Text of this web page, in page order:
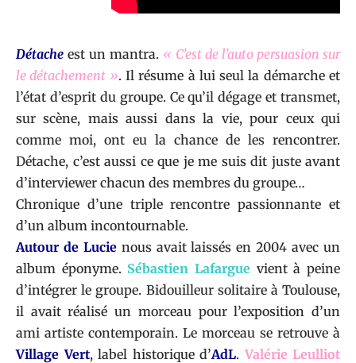
Détache est un mantra. « C’est de l’auto persuasion sur
le détachement ». Il résume à lui seul la démarche et
l’état d’esprit du groupe. Ce qu’il dégage et transmet,
sur scène, mais aussi dans la vie, pour ceux qui
comme moi, ont eu la chance de les rencontrer.
Détache, c’est aussi ce que je me suis dit juste avant
d’interviewer chacun des membres du groupe…
Chronique d’une triple rencontre passionnante et
d’un album incontournable.
Autour de Lucienous avait laissés en 2004 avec un
album éponyme. Sébastien Lafargue vient à peine
d’intégrer le groupe. Bidouilleur solitaire à Toulouse,
il avait réalisé un morceau pour l’exposition d’un
ami artiste contemporain. Le morceau se retrouve à
Village Vert, label historique d’AdL.Valérie Leulliot